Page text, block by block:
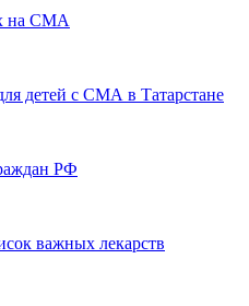
на СМА
детей с СМА в Татарстане
РФ
важных лекарств